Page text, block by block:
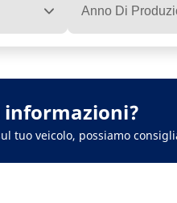
Anno Di
tuo veicolo, possiamo